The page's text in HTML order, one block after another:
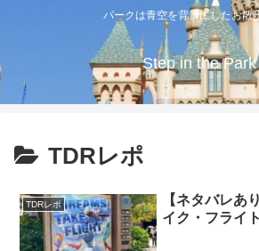
パークは青空を背景にしたお散
Step in the Park
TDRレポ
TDRレポ
【ネタバレあ
イク・フライ